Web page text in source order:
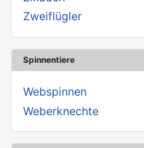
Zweiflügler
Spinnentiere
Webspinnen
Weberknechte